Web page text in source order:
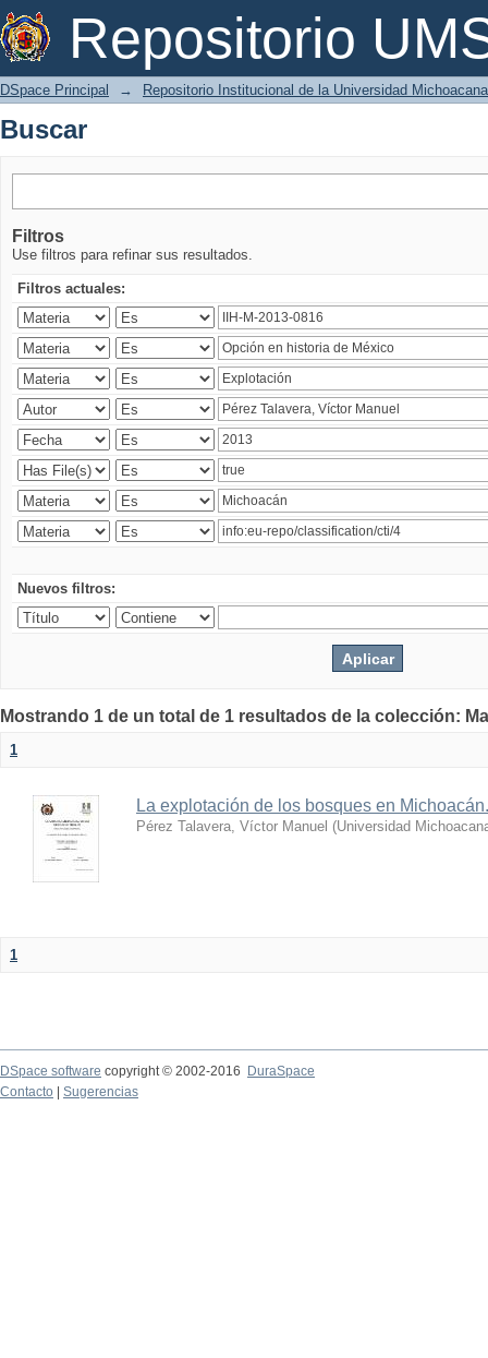
Repositorio
Buscar
DSpace Principal → Repositorio Institucional de la Universidad
Buscar
Filtros
Use filtros para refinar sus resultados.
Filtros actuales:
Nuevos filtros:
Mostrando 1 de un total de 1 resultados de la colección:
1
La explotación de los bosques en
Pérez Talavera, Víctor Manuel (Universidad
1
DSpace software copyright © 2002-2016
DuraSpace
Contacto
Sugerencias